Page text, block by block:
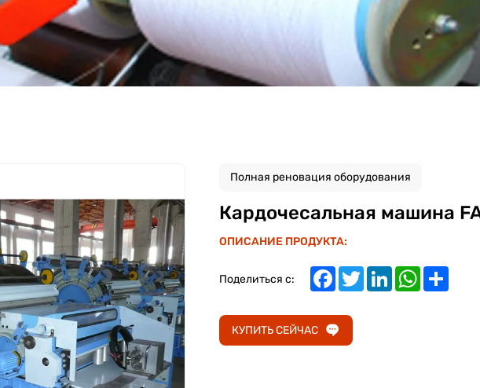
Полная реновация оборудования
Кардочесальная машина
ОПИСАНИЕ ПРОДУКТА:
Поделиться с: FacebookTwitterLinkedInWhatsApp
Share
КУПИТЬ СЕЙЧАС